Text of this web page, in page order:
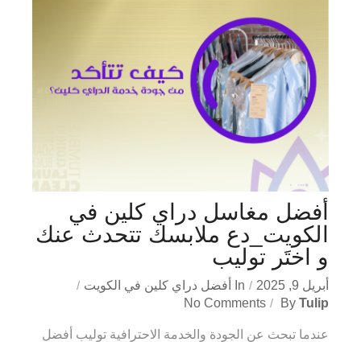
أفضل مغاسل دراي كلين في
الكويت_دع ملابسك تتحدث عنك
و اختَر توليب
أبريل 9, 2025 In
أفضل دراي كلين في الكويت
By Tulip
No Comments
عندما تبحث عن الجودة والخدمة الاحترافية توليب أفضل